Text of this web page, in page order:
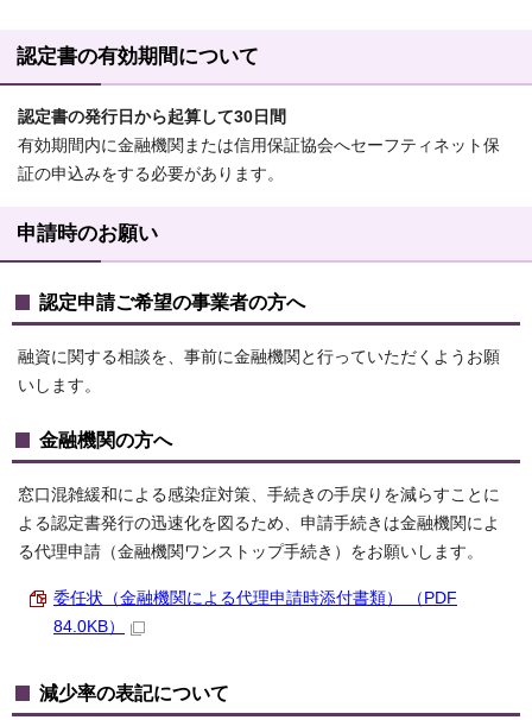
認定書の有効期間について
認定書の発行日から起算して30日間
有効期間内に金融機関または信用保証協会へセーフティネット保
証の申込みをする必要があります。
申請時のお願い
認定申請ご希望の事業者の方へ
融資に関する相談を、事前に金融機関と行っていただくようお願
いします。
金融機関の方へ
窓口混雑緩和による感染症対策、手続きの手戻りを減らすことに
よる認定書発行の迅速化を図るため、申請手続きは金融機関によ
る代理申請（金融機関ワンストップ手続き）をお願いします。
委任状（金融機関による代理申請時添付書類） （PDF
84.0KB）
減少率の表記について